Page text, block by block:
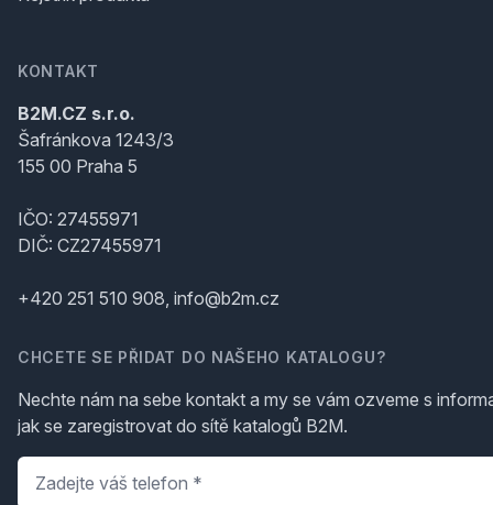
KONTAKT
B2M.CZ s.r.o.
Šafránkova 1243/3
155 00 Praha 5
IČO: 27455971
DIČ: CZ27455971
+420 251 510 908, info@b2m.cz
CHCETE SE PŘIDAT DO NAŠEHO KATALOGU?
Nechte nám na sebe kontakt a my se vám ozveme s
jak se zaregistrovat do sítě katalogů B2M.
Telefon